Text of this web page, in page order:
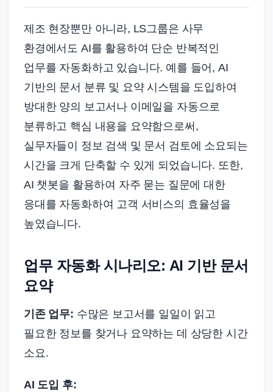
제조 현장뿐만 아니라, LS그룹은 사무
환경에서도 AI를 활용하여 단순 반복적인
업무를 자동화하고 있습니다. 예를 들어, AI
기반의 문서 분류 및 요약 시스템을 도입하여
방대한 양의 보고서나 이메일을 자동으로
분류하고 핵심 내용을 요약함으로써,
실무자들이 정보 검색 및 문서 검토에 소요되는
시간을 크게 단축할 수 있게 되었습니다. 또한,
AI 챗봇을 활용하여 자주 묻는 질문에 대한
응대를 자동화하여 고객 서비스의 효율성을
높였습니다.
업무 자동화 시나리오: AI 기반 문서
요약
기존 업무: 수많은 보고서를 일일이 읽고
필요한 정보를 찾거나 요약하는 데 상당한 시간
소요.
AI 도입 후: